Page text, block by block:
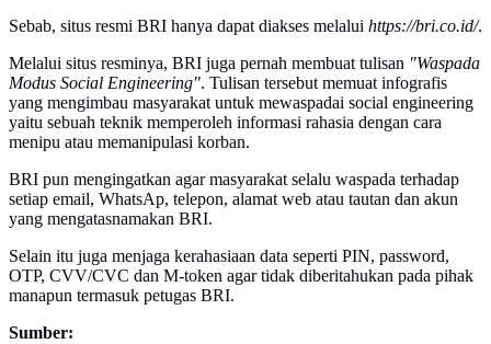
Sebab, situs resmi BRI hanya dapat diakses melalui https://bri.co.id/.
Melalui situs resminya, BRI juga pernah membuat tulisan "Waspada
Modus Social Engineering". Tulisan tersebut memuat infografis
yang mengimbau masyarakat untuk mewaspadai social engineering
yaitu sebuah teknik memperoleh informasi rahasia dengan cara
menipu atau memanipulasi korban.
BRI pun mengingatkan agar masyarakat selalu waspada terhadap
setiap email, WhatsAp, telepon, alamat web atau tautan dan akun
yang mengatasnamakan BRI.
Selain itu juga menjaga kerahasiaan data seperti PIN, password,
OTP, CVV/CVC dan M-token agar tidak diberitahukan pada pihak
manapun termasuk petugas BRI.
Sumber: